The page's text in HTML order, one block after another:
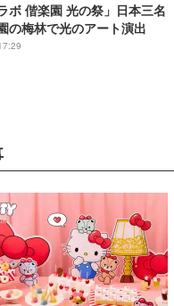
ボ 偕楽園 光の祭」日本三名
の梅林で光のアート演出